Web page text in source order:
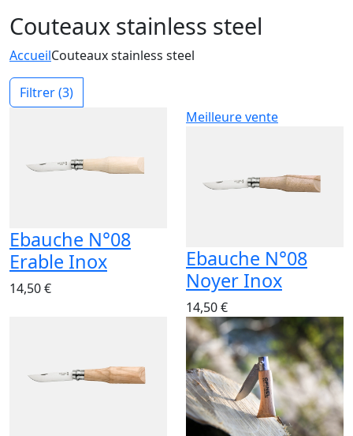
Couteaux stainless steel
AccueilCouteaux stainless steel
Filtrer(3)
Ebauche N°08
Erable Inox
14,50 €
Meilleure vente
Ebauche N°08
Noyer Inox
14,50 €